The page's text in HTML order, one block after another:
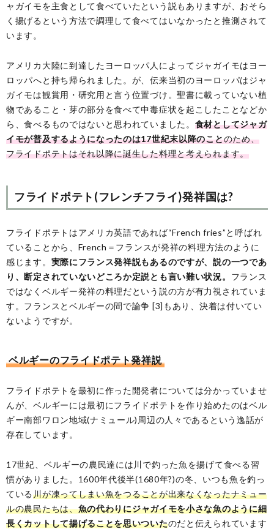
ャガイモを主食として食べていたという説もありますが、おそら
く揚げるという方法で調理して食べてはいなかったと推測されて
います。
アメリカ大陸に到達したヨーロッパ人によってジャガイモはヨー
ロッパへと持ち帰られました。が、伝来当初のヨーロッパはジャ
ガイモは観賞用・研究用と言う位置づけ。聖書に載っていない植
物であること・芽の部分を食べて中毒症状を起こしたことなどか
ら、食べるものではないと思われていました。 食材としてジャガ
イモが普及するようになったのは17世紀末以降のことのため、
フライドポテトはそれ以降に誕生した料理と考えられます。
フライドポテト(フレンチフライ)発祥国は?
フライドポテトはアメリカ英語であれば“French fries”と呼ばれ
ていることから、French＝フランスが発祥の料理方法のように
感じます。 実際にフランス発祥説もあるのですが、説の一つであ
り、断定されていないどころか定説とも言い難い状況。 フランス
ではなくベルギー発祥の料理だという説の方が有力視されていま
す。フランスとベルギーの間で論争 [3]もあり、決着は付いてい
ないようですが。
ベルギーのフライドポテト発祥説
フライドポテトを最初に作った開発者については分かっていませ
んが、ベルギーには最初にフライドポテトを作り始めたのはベル
ギー南部ワロン地域(ナミュール)周辺の人々であるという逸話が
存在しています。
17世紀、ベルギーの農民達には川で釣った魚を揚げて食べる習
慣がありました。1600年代後半(1680年?)の冬、いつも魚を釣っ
ている川が凍ってしまい魚をつることが出来なくなったナミュー
ルの農民たちは、魚の代わりにジャガイモを小さな魚のように細
長くカットして揚げることを思いついたのだと伝えられています